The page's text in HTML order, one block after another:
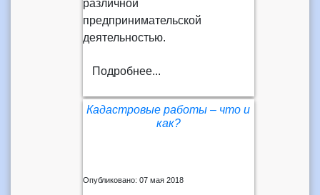
различной
предпринимательской
деятельностью.
Подробнее...
Кадастровые работы – что и
как?
Опубликовано: 07 мая 2018